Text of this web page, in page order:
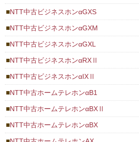
NTT中古ビジネスホンαGXS
NTT中古ビジネスホンαGXM
NTT中古ビジネスホンαGXL
NTT中古ビジネスホンαRXⅡ
NTT中古ビジネスホンαIXⅡ
NTT中古ホームテレホンαB1
NTT中古ホームテレホンαBXⅡ
NTT中古ホームテレホンαBX